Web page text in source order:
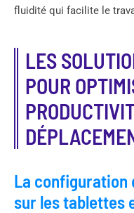
fluidité qui facilite le
LES
POUR
La configuration
sur les tablettes